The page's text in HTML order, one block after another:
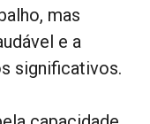
mas
e a
significativos.